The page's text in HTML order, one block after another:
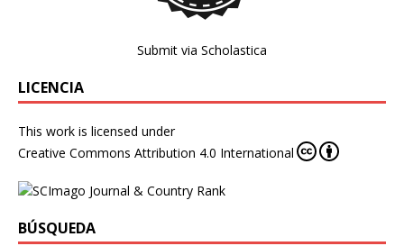
Submit via Scholastica
LICENCIA
This work is licensed under
Creative Commons Attribution 4.0 International
BÚSQUEDA